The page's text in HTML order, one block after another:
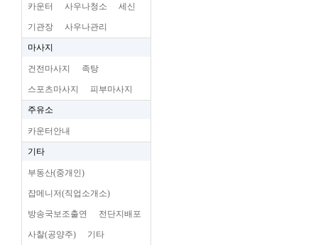
카운터 사우나청소 세신
기관장 사우나관리
마사지
건전마사지 족탕
스포츠마사지 피부마사지
주유소
카운터안내
기타
부동산(중개인)
잡메니저(직업소개소)
방송국보조출연 전단지배포
사찰(공양주) 기타